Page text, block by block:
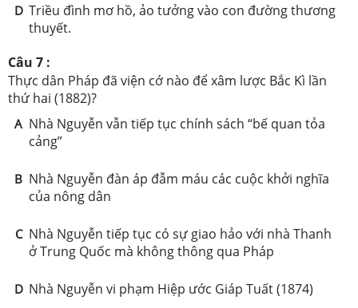
D Triều đình mơ hồ, ảo tưởng vào con đường thương
thuyết.
Câu 7 :
Thực dân Pháp đã viện cớ nào để xâm lược Bắc Kì lần
thứ hai (1882)?
A Nhà Nguyễn vẫn tiếp tục chính sách “bế quan tỏa
cảng”
B Nhà Nguyễn đàn áp đẫm máu các cuộc khởi nghĩa
của nông dân
C Nhà Nguyễn tiếp tục có sự giao hảo với nhà Thanh
ở Trung Quốc mà không thông qua Pháp
D Nhà Nguyễn vi phạm Hiệp ước Giáp Tuất (1874)